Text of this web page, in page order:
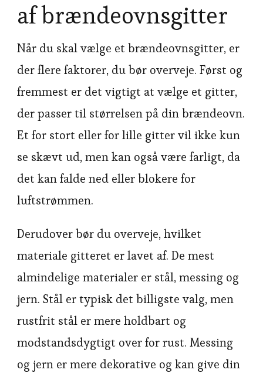
af brændeovnsgitter
Når du skal vælge et brændeovnsgitter, er
der flere faktorer, du bør overveje. Først og
fremmest er det vigtigt at vælge et gitter,
der passer til størrelsen på din brændeovn.
Et for stort eller for lille gitter vil ikke kun
se skævt ud, men kan også være farligt, da
det kan falde ned eller blokere for
luftstrømmen.
Derudover bør du overveje, hvilket
materiale gitteret er lavet af. De mest
almindelige materialer er stål, messing og
jern. Stål er typisk det billigste valg, men
rustfrit stål er mere holdbart og
modstandsdygtigt over for rust. Messing
og jern er mere dekorative og kan give din